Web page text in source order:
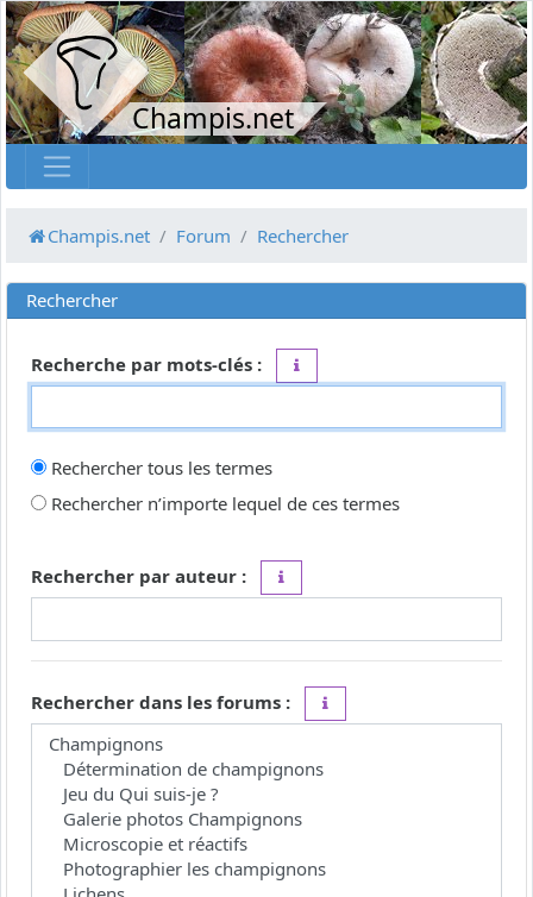
Champis.net
Champis.net Forum Rechercher
Rechercher
Recherche par mots-clés :
Rechercher tous les termes
Rechercher n’importe lequel de ces termes
Rechercher par auteur :
Rechercher dans les forums :